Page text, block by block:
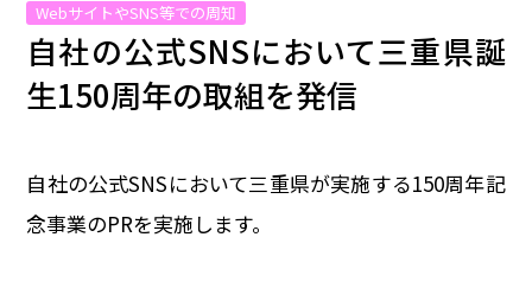
産業
インフラ 偉人
イベント
WebサイトやSNS等での周知
自社の公式SNSにおいて三重県誕
生150周年の取組を発信
自社の公式SNSにおいて三重県が実施する150周年記
念事業のPRを実施します。